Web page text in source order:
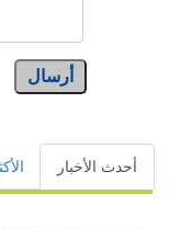
أرسال
أحدث الأخبار